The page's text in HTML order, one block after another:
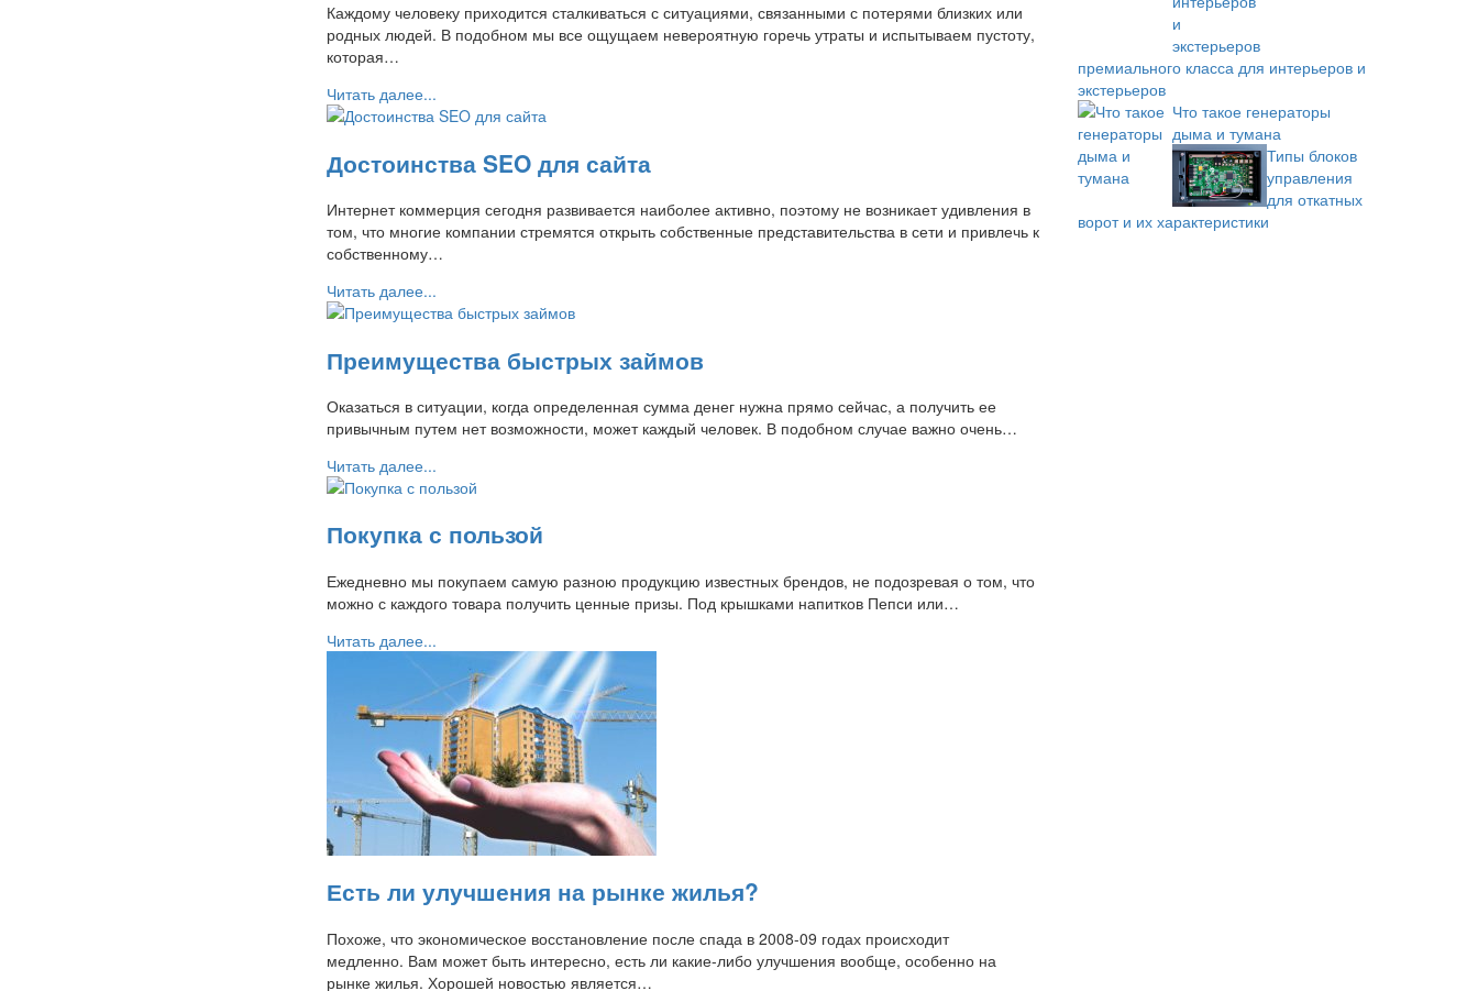
Каждому человеку приходится сталкиваться с ситуациями, связанными с потерями близких или
родных людей. В подобном мы все ощущаем невероятную горечь утраты и испытываем пустоту,
которая…
Читать далее...
Достоинства SEO для сайта
Интернет коммерция сегодня развивается наиболее активно, поэтому не возникает удивления в
том, что многие компании стремятся открыть собственные представительства в сети и привлечь к
собственному…
Читать далее...
Преимущества быстрых займов
Оказаться в ситуации, когда определенная сумма денег нужна прямо сейчас, а получить ее
привычным путем нет возможности, может каждый человек. В подобном случае важно очень…
Читать далее...
Покупка с пользой
Ежедневно мы покупаем самую разною продукцию известных брендов, не подозревая о том, что
можно с каждого товара получить ценные призы. Под крышками напитков Пепси или…
Читать далее...
Есть ли улучшения на рынке жилья?
Похоже, что экономическое восстановление после спада в 2008-09 годах происходит
медленно. Вам может быть интересно, есть ли какие-либо улучшения вообще, особенно на
рынке жилья. Хорошей новостью является…
премиального класса для интерьеров и
экстерьеров
Что такое генераторы
дыма и тумана
Типы блоков
управления
для откатных
ворот и их характеристики